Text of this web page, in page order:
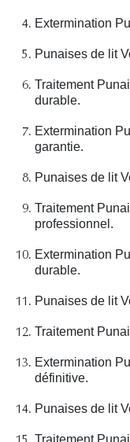
Extermination
Punaises de lit
Traitement
durable.
Extermination
garantie.
Punaises de lit
Traitement
professionnel.
Extermination
durable.
Punaises de lit
Traitement
Extermination
définitive.
Punaises de lit